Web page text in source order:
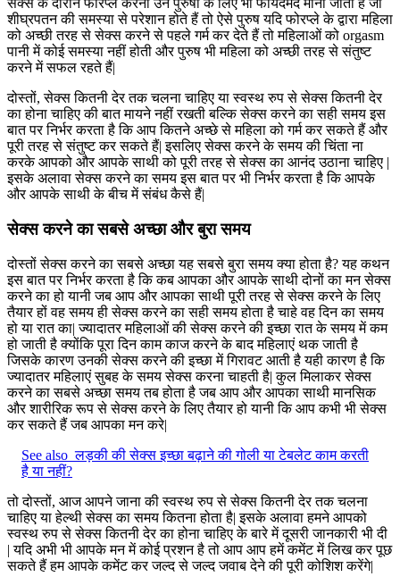
सेक्स के दौरान फोरप्ले करना उन पुरुषों के लिए भी फायदेमंद माना जाता है जो
शीघ्रपतन की समस्या से परेशान होते हैं तो ऐसे पुरुष यदि फोरप्ले के द्वारा महिला
को अच्छी तरह से सेक्स करने से पहले गर्म कर देते हैं तो महिलाओं को orgasm
पानी में कोई समस्या नहीं होती और पुरुष भी महिला को अच्छी तरह से संतुष्ट
करने में सफल रहते हैं|
दोस्तों, सेक्स कितनी देर तक चलना चाहिए या स्वस्थ रुप से सेक्स कितनी देर
का होना चाहिए की बात मायने नहीं रखती बल्कि सेक्स करने का सही समय इस
बात पर निर्भर करता है कि आप कितने अच्छे से महिला को गर्म कर सकते हैं और
पूरी तरह से संतुष्ट कर सकते हैं| इसलिए सेक्स करने के समय की चिंता ना
करके आपको और आपके साथी को पूरी तरह से सेक्स का आनंद उठाना चाहिए |
इसके अलावा सेक्स करने का समय इस बात पर भी निर्भर करता है कि आपके
और आपके साथी के बीच में संबंध कैसे हैं|
सेक्स करने का सबसे अच्छा और बुरा समय
दोस्तों सेक्स करने का सबसे अच्छा यह सबसे बुरा समय क्या होता है? यह कथन
इस बात पर निर्भर करता है कि कब आपका और आपके साथी दोनों का मन सेक्स
करने का हो यानी जब आप और आपका साथी पूरी तरह से सेक्स करने के लिए
तैयार हों वह समय ही सेक्स करने का सही समय होता है चाहे वह दिन का समय
हो या रात का| ज्यादातर महिलाओं की सेक्स करने की इच्छा रात के समय में कम
हो जाती है क्योंकि पूरा दिन काम काज करने के बाद महिलाएं थक जाती है
जिसके कारण उनकी सेक्स करने की इच्छा में गिरावट आती है यही कारण है कि
ज्यादातर महिलाएं सुबह के समय सेक्स करना चाहती है| कुल मिलाकर सेक्स
करने का सबसे अच्छा समय तब होता है जब आप और आपका साथी मानसिक
और शारीरिक रूप से सेक्स करने के लिए तैयार हो यानी कि आप कभी भी सेक्स
कर सकते हैं जब आपका मन करे|
See also लड़की की सेक्स इच्छा बढ़ाने की गोली या टेबलेट काम करती
है या नहीं?
तो दोस्तों, आज आपने जाना की स्वस्थ रुप से सेक्स कितनी देर तक चलना
चाहिए या हेल्थी सेक्स का समय कितना होता है| इसके अलावा हमने आपको
स्वस्थ रुप से सेक्स कितनी देर का होना चाहिए के बारे में दूसरी जानकारी भी दी
| यदि अभी भी आपके मन में कोई प्रशन है तो आप आप हमें कमेंट में लिख कर पूछ
सकते हैं हम आपके कमेंट कर जल्द से जल्द जवाब देने की पूरी कोशिश करेंगे|